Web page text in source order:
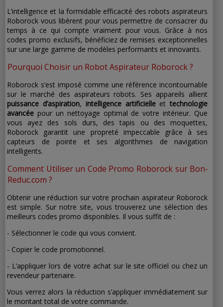
L’intelligence et la formidable efficacité des robots aspirateurs
Roborock vous libèrent pour vous permettre de consacrer du
temps à ce qui compte vraiment pour vous. Grâce à nos
codes promo exclusifs, bénéficiez de remises exceptionnelles
sur une large gamme de modèles performants et innovants.
Pourquoi Choisir un Robot Aspirateur Roborock ?
Roborock s’est imposé comme une référence incontournable
sur le marché des aspirateurs robots. Ses appareils allient
puissance d’aspiration, intelligence artificielleettechnologie
avancée pour un nettoyage optimal de votre intérieur. Que
vous ayez des sols durs, des tapis ou des moquettes,
Roborock garantit une propreté impeccable grâce à ses
capteurs de pointe et ses algorithmes de navigation
intelligents.
Comment Utiliser un Code Promo Roborock sur Bon-
Reduc.com ?
Obtenir une réduction sur votre prochain aspirateur Roborock
est simple. Sur notre site, vous trouverez une sélection des
meilleurs codes promo disponibles. Il vous suffit de :
- Sélectionner le code qui vous convient.
- Copier le code promotionnel.
- L’appliquer lors de votre achat sur le site officiel ou chez un
revendeur partenaire.
Vous verrez alors la réduction s’appliquer immédiatement sur
le montant total de votre commande.